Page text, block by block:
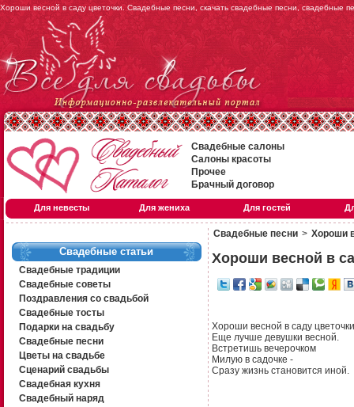
Хороши весной в саду цветочки. Свадебные песни, скачать свадебные песни, свадебные
Свадебные салоны
Салоны красоты
Прочее
Брачный договор
Для невесты Для жениха Для гостей
Свадебные статьи
Свадебные традиции
Свадебные советы
Поздравления со свадьбой
Свадебные тосты
Подарки на свадьбу
Свадебные песни
Цветы на свадьбе
Сценарий свадьбы
Свадебная кухня
Свадебный наряд
Свадебные песни > Хороши
Хороши весной в
Хороши весной в саду
Еще лучше девушки весной.
Встретишь вечерочком
Милую в садочке -
Сразу жизнь становится иной.